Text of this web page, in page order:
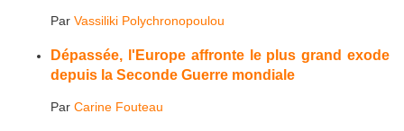
Par Vassiliki Polychronopoulou
Dépassée, l'Europe affronte le plus grand exode
depuis la Seconde Guerre mondiale
Par Carine Fouteau